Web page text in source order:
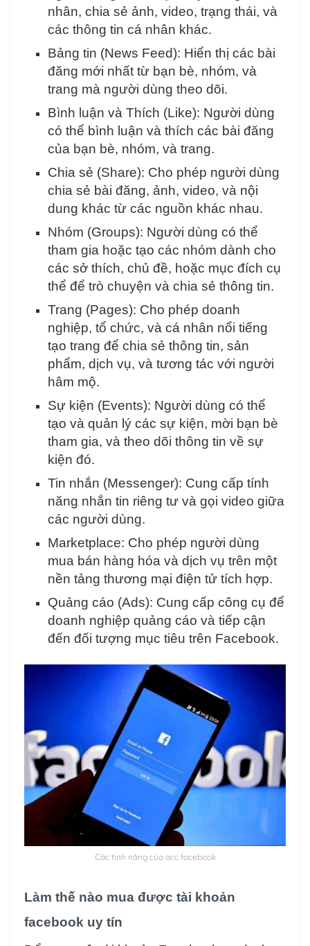
nhân, chia sẻ ảnh, video, trạng thái, và
các thông tin cá nhân khác.
Bảng tin (News Feed): Hiển thị các bài
đăng mới nhất từ bạn bè, nhóm, và
trang mà người dùng theo dõi.
Bình luận và Thích (Like): Người dùng
có thể bình luận và thích các bài đăng
của bạn bè, nhóm, và trang.
Chia sẻ (Share): Cho phép người dùng
chia sẻ bài đăng, ảnh, video, và nội
dung khác từ các nguồn khác nhau.
Nhóm (Groups): Người dùng có thể
tham gia hoặc tạo các nhóm dành cho
các sở thích, chủ đề, hoặc mục đích cụ
thể để trò chuyện và chia sẻ thông tin.
Trang (Pages): Cho phép doanh
nghiệp, tổ chức, và cá nhân nổi tiếng
tạo trang để chia sẻ thông tin, sản
phẩm, dịch vụ, và tương tác với người
hâm mộ.
Sự kiện (Events): Người dùng có thể
tạo và quản lý các sự kiện, mời bạn bè
tham gia, và theo dõi thông tin về sự
kiện đó.
Tin nhắn (Messenger): Cung cấp tính
năng nhắn tin riêng tư và gọi video giữa
các người dùng.
Marketplace: Cho phép người dùng
mua bán hàng hóa và dịch vụ trên một
nền tảng thương mại điện tử tích hợp.
Quảng cáo (Ads): Cung cấp công cụ để
doanh nghiệp quảng cáo và tiếp cận
đến đối tượng mục tiêu trên Facebook.
Các tính năng của acc facebook
Làm thế nào mua được tài khoản
facebook uy tín